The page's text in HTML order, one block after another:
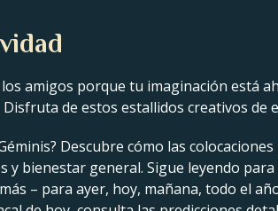
amigos porque tu imaginación está
de estos estallidos creativos de
Descubre cómo las
bienestar general. Sigue leyendo
– para ayer, hoy, mañana, todo el